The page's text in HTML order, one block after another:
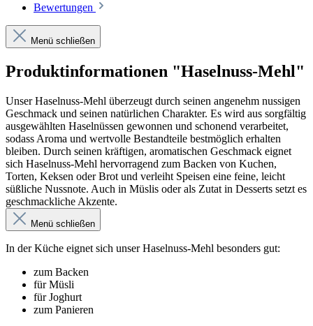
Bewertungen
Menü schließen
Produktinformationen "Haselnuss-Mehl"
Unser Haselnuss-Mehl überzeugt durch seinen angenehm nussigen
Geschmack und seinen natürlichen Charakter. Es wird aus sorgfältig
ausgewählten Haselnüssen gewonnen und schonend verarbeitet,
sodass Aroma und wertvolle Bestandteile bestmöglich erhalten
bleiben. Durch seinen kräftigen, aromatischen Geschmack eignet
sich Haselnuss-Mehl hervorragend zum Backen von Kuchen,
Torten, Keksen oder Brot und verleiht Speisen eine feine, leicht
süßliche Nussnote. Auch in Müslis oder als Zutat in Desserts setzt es
geschmackliche Akzente.
Menü schließen
In der Küche eignet sich unser Haselnuss-Mehl besonders gut:
zum Backen
für Müsli
für Joghurt
zum Panieren